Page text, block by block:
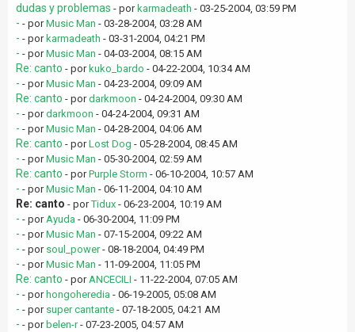
dudas y problemas - por karmadeath - 03-25-2004, 03:59 PM
- - porMusic Man - 03-28-2004, 03:28 AM
- - por karmadeath - 03-31-2004, 04:21 PM
- - porMusic Man - 04-03-2004, 08:15 AM
Re: canto - por kuko_bardo - 04-22-2004, 10:34 AM
- - porMusic Man - 04-23-2004, 09:09 AM
Re: canto - pordarkmoon - 04-24-2004, 09:30 AM
- - pordarkmoon - 04-24-2004, 09:31 AM
- - porMusic Man - 04-28-2004, 04:06 AM
Re: canto - porLost Dog - 05-28-2004, 08:45 AM
- - porMusic Man - 05-30-2004, 02:59 AM
Re: canto - porPurple Storm - 06-10-2004, 10:57 AM
- - porMusic Man - 06-11-2004, 04:10 AM
Re: canto - porTidux - 06-23-2004, 10:19 AM
- - porAyuda - 06-30-2004, 11:09 PM
- - porMusic Man - 07-15-2004, 09:22 AM
- - por soul_power- 08-18-2004, 04:49 PM
- - porMusic Man - 11-09-2004, 11:05 PM
Re: canto - porANCECILI - 11-22-2004, 07:05 AM
- - por hongoheredia - 06-19-2005, 05:08 AM
- - por super cantante - 07-18-2005, 04:21 AM
- - por belen-r- 07-23-2005, 04:57 AM